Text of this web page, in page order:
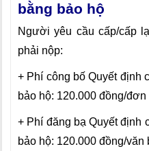
bằng bảo hộ
Người yêu cầu cấp/cấp
phải nộp:
+ Phí công bố Quyết định
bảo hộ: 120.000 đồng/đơn
+ Phí đăng bạ Quyết định
bảo hộ: 120.000 đồng/văn